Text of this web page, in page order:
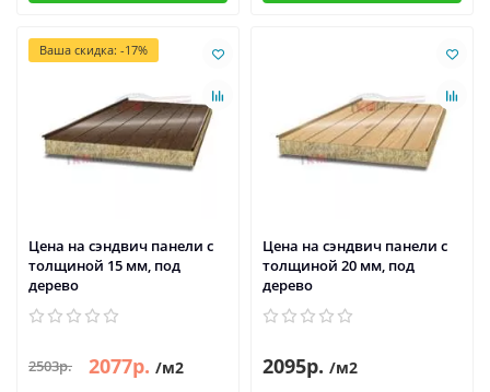
Ваша скидка: -17%
Цена на сэндвич панели с
толщиной 15 мм, под
дерево
2503р. 2077р. /м2
Цена на сэндвич панели с
толщиной 20 мм, под
дерево
2095р. /м2